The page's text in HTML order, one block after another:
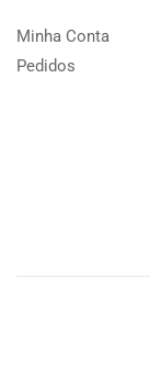
Minha Conta
Pedidos